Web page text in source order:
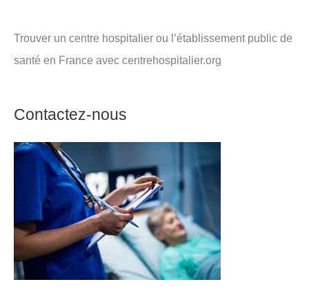
Trouver un centre hospitalier ou l’établissement public de
santé en France avec centrehospitalier.org
Contactez-nous